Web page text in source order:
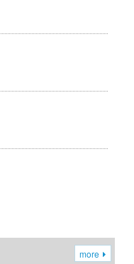
more